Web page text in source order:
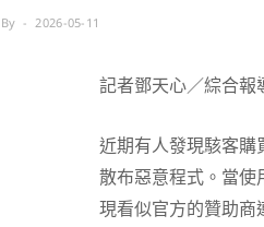
By 2026-05-11
記者鄧天心／綜合報
近期有人發現駭客
散布惡意程式。當
現看似官方的贊助